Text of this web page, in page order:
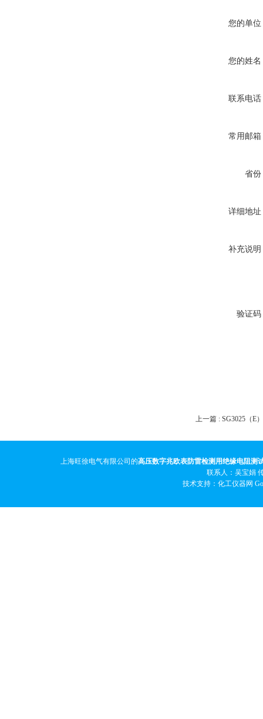
您的单位
您的姓名
联系电话
常用邮箱
省份
详细地址
补充说明
验证码
上一篇 : SG3025（E
上海旺徐电气有限公司的高压数字兆欧表防雷检测用绝缘电阻测
联系人：吴宝娟
技术支持：化工仪器网